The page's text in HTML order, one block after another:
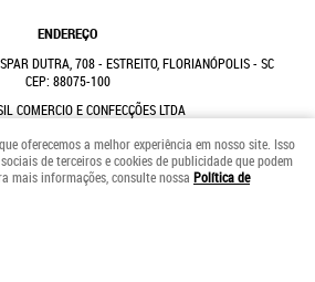
ENDEREÇO
DUTRA, 708- ESTREITO, FLORIANÓPOLIS- SC
CEP: 88075-100
COMERCIO E CONFECÇÕES LTDA
POR
oferecemos a melhor experiência em nosso site. Isso
de terceiros e cookies de publicidade que podem
mais informações, consulte nossa Política de